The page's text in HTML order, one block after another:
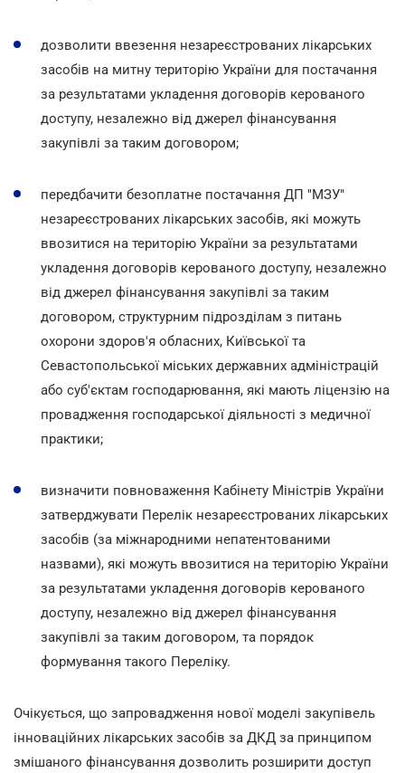
дозволити ввезення незареєстрованих лікарських
засобів на митну територію України для постачання
за результатами укладення договорів керованого
доступу, незалежно від джерел фінансування
закупівлі за таким договором;
передбачити безоплатне постачання ДП "МЗУ"
незареєстрованих лікарських засобів, які можуть
ввозитися на територію України за результатами
укладення договорів керованого доступу, незалежно
від джерел фінансування закупівлі за таким
договором, структурним підрозділам з питань
охорони здоров'я обласних, Київської та
Севастопольської міських державних адміністрацій
або суб'єктам господарювання, які мають ліцензію на
провадження господарської діяльності з медичної
практики;
визначити повноваження Кабінету Міністрів України
затверджувати Перелік незареєстрованих лікарських
засобів (за міжнародними непатентованими
назвами), які можуть ввозитися на територію України
за результатами укладення договорів керованого
доступу, незалежно від джерел фінансування
закупівлі за таким договором, та порядок
формування такого Переліку.
Очікується, що запровадження нової моделі закупівель
інноваційних лікарських засобів за ДКД за принципом
змішаного фінансування дозволить розширити доступ